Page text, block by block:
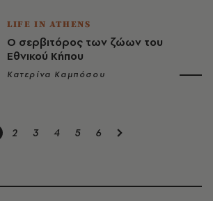
LIFE IN ATHENS
Ο σερβιτόρος των ζώων του
Εθνικού Κήπου
Κατερίνα Καμπόσου
2 3 4 5 6